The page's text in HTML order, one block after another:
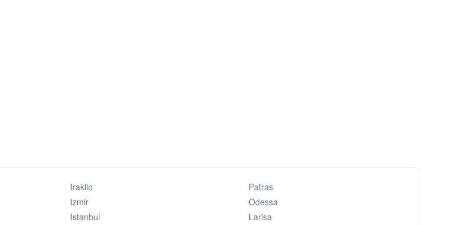
Iraklio
Izmir
Istanbul
Patras
Odessa
Larisa